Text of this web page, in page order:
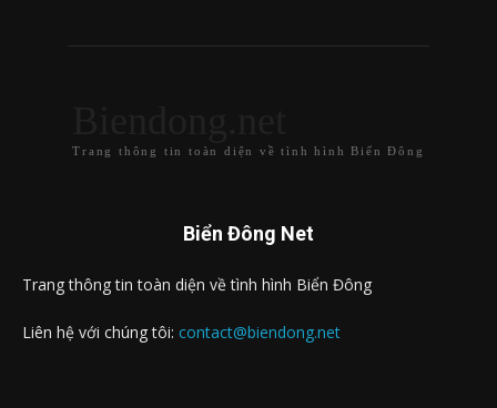
Trang thông tin toàn diện về tình hình Biển Đông
Biển Đông Net
Trang thông tin toàn diện về tình hình Biển Đông
Liên hệ với chúng tôi: contact@biendong.net